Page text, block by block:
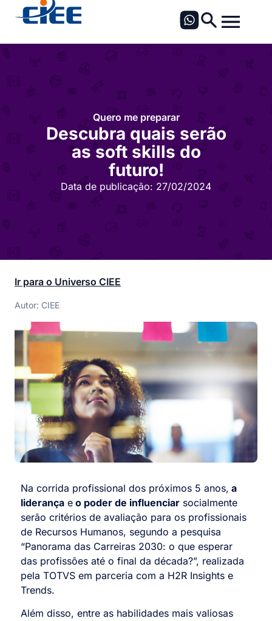
Quero me preparar
Descubra quais serão
as soft skills do
futuro!
Data de publicação: 27/02/2024
Ir para o Universo CIEE
Autor: CIEE
Na corrida profissional dos próximos 5 anos, a
liderança e o poder de influenciar socialmente
serão critérios de avaliação para os profissionais
de Recursos Humanos, segundo a pesquisa
“Panorama das Carreiras 2030: o que esperar
das profissões até o final da década?”, realizada
pela TOTVS em parceria com a H2R Insights e
Trends.
Além disso, entre as habilidades mais valiosas